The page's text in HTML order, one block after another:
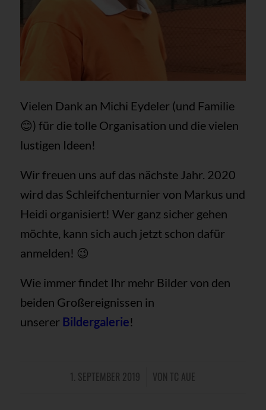
Vielen Dank an Michi Eydeler (und Familie
😊) für die tolle Organisation und die vielen
lustigen Ideen!
Wir freuen uns auf das nächste Jahr. 2020
wird das Schleifchenturnier von Markus und
Heidi organisiert! Wer ganz sicher gehen
möchte, kann sich auch jetzt schon dafür
anmelden! 😉
Wie immer findet Ihr mehr Bilder von den
beiden Großereignissen in
unserer Bildergalerie!
1. SEPTEMBER 2019
/ VON TC AUE